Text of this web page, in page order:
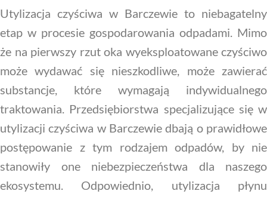
Utylizacja czyściwa w Barczewie to niebagatelny
etap w procesie gospodarowania odpadami. Mimo
że na pierwszy rzut oka wyeksploatowane czyściwo
może wydawać się nieszkodliwe, może zawierać
substancje, które wymagają indywidualnego
traktowania. Przedsiębiorstwa specjalizujące się w
utylizacji czyściwa w Barczewie dbają o prawidłowe
postępowanie z tym rodzajem odpadów, by nie
stanowiły one niebezpieczeństwa dla naszego
ekosystemu. Odpowiednio, utylizacja płynu